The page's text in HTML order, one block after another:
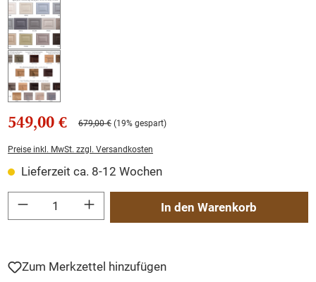
549,00 € 679,00 € (19% gespart)
Preise inkl. MwSt. zzgl. Versandkosten
Lieferzeit ca. 8-12 Wochen
Produkt Anzahl: Gib den gewünschten Wert ein oder benutze die Schaltflächen
In den Warenkorb
Zum Merkzettel hinzufügen